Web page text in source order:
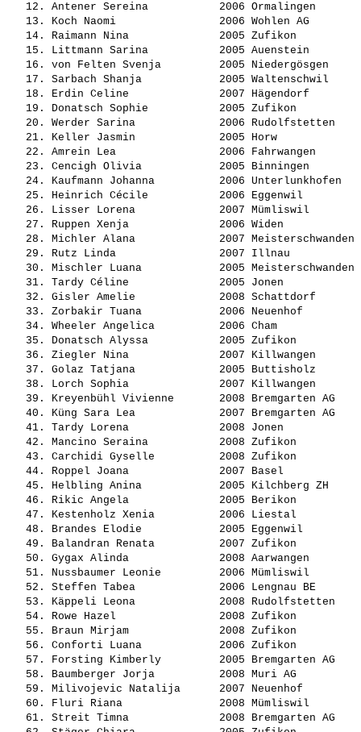
   12.
Antener Sereina
2006 Ormalingen
   13.
Koch Naomi
2006 Wohlen AG
   14.
Raimann Nina
2005 Zufikon
   15.
Littmann Sarina
2005 Auenstein
   16.
von Felten Svenja
2005
   17.
Sarbach Shanja
2005
   18.
Erdin Celine
2007 Hägendorf
   19.
Donatsch Sophie
2005 Zufikon
   20.
Werder Sarina
2006
   21.
Keller Jasmin
2005 Horw
   22.
Amrein Lea
2006 Fahrwangen
   23.
Cencigh Olivia
2005 Binningen
   24.
Kaufmann Johanna
2006
   25.
Heinrich Cécile
2006 Eggenwil
   26.
Lisser Lorena
2007 Mümliswil
   27.
Ruppen Xenja
2006 Widen
   28.
Michler Alana
2007
   29.
Rutz Linda
2007 Illnau
   30.
Mischler Luana
2005
   31.
Tardy Céline
2005 Jonen
   32.
Gisler Amelie
2008 Schattdorf
   33.
Zorbakir Tuana
2006 Neuenhof
   34.
Wheeler Angelica
2006 Cham
   35.
Donatsch Alyssa
2005 Zufikon
   36.
Ziegler Nina
2007 Killwangen
   37.
Golaz Tatjana
2005 Buttisholz
   38.
Lorch Sophia
2007
   39.
Kreyenbühl Vivienne
2008 Bremgarten
   40.
Küng Sara Lea
2007
   41.
Tardy Lorena
2008 Jonen
   42.
Mancino Seraina
2008 Zufikon
   43.
Carchidi Gyselle
2008 Zufikon
   44.
Roppel Joana
2007 Basel
   45.
Helbling Anina
2005 Kilchberg ZH
   46.
Rikic Angela
2005 Berikon
   47.
Kestenholz Xenia
2006 Liestal
   48.
Brandes Elodie
2005 Eggenwil
   49.
Balandran Renata
2007 Zufikon
   50.
Gygax Alinda
2008
   51.
Nussbaumer Leonie
2006 Mümliswil
   52.
Steffen Tabea
2006 Lengnau
   53.
Käppeli Leona
2008
   54.
Rowe Hazel
2008 Zufikon
   55.
Braun Mirjam
2008 Zufikon
   56.
Conforti Luana
2006 Zufikon
   57.
Forsting Kimberly
2005 Bremgarten
   58.
Baumberger Jorja
2008 Muri AG
   59.
Milivojevic Natalija
2007 Neuenhof
   60.
Fluri Riana
2008 Mümliswil
   61.
Streit Timna
2008